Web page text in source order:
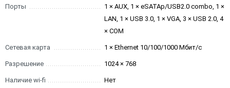
Порты
1 × AUX, 1 × eSATAp/USB2.0 combo, 1 ×
LAN, 1 × USB 3.0, 1 × VGA, 3 × USB 2.0, 4
× COM
Сетевая карта 1 × Ethernet 10/100/1000 Мбит/с
Разрешение 1024 × 768
Наличие wi-fi Нет